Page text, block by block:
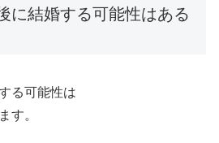
に結婚する可能性はある
る可能性は
す。